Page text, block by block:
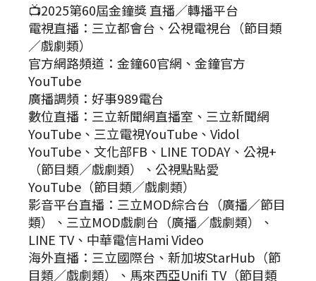
📺2025第60屆金鐘獎 直播／轉播平台
電視直播：三立都會台、公視電視台（節目類
／戲劇類）
官方網路頻道：金鐘60官網、金鐘官方
YouTube
廣播調頻：好事989電台
數位直播：三立新聞網直播室、三立新聞網
YouTube、三立電視YouTube、Vidol
YouTube、文化部FB、LINE TODAY、公視+
（節目類／戲劇類）、公視點點愛
YouTube（節目類／戲劇類）
影音平台直播：三立MOD綜合台（廣播／節目
類）、三立MOD戲劇台（廣播／戲劇類）、
LINE TV、中華電信Hami Video
海外直播：三立國際台、新加坡StarHub（節
目類／戲劇類）、馬來西亞Unifi TV（節目類